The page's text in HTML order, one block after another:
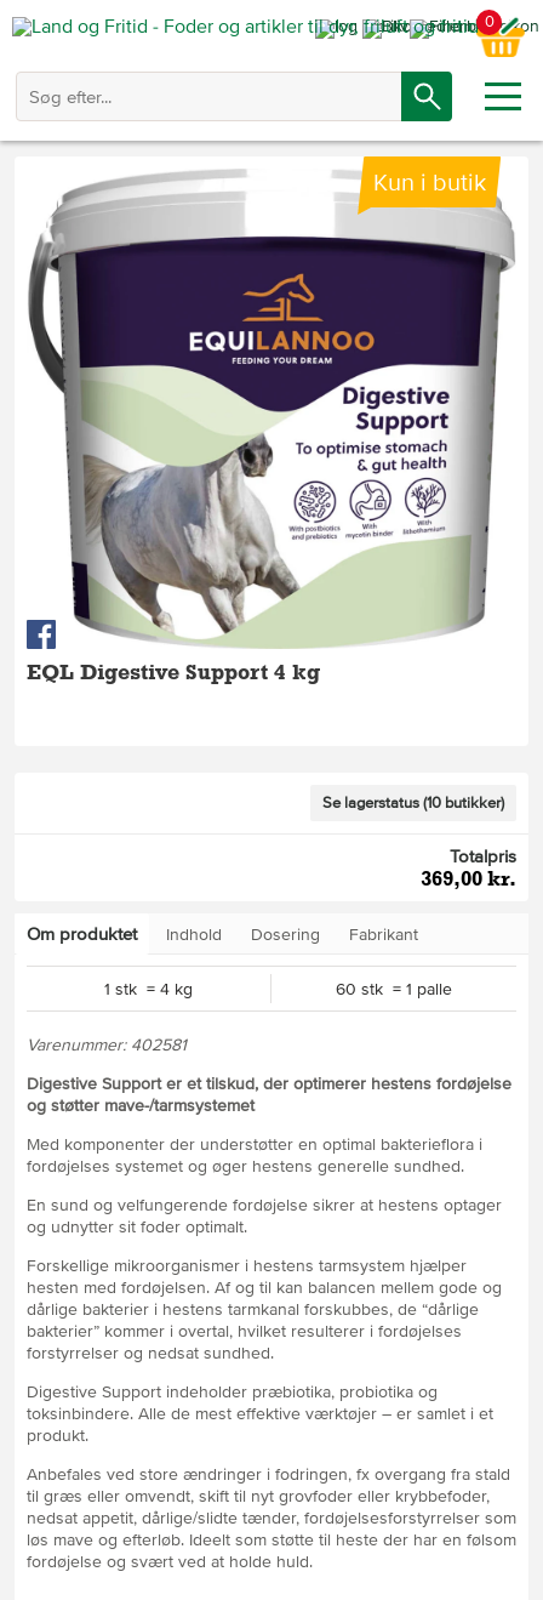
0
EQL Digestive Support 4 kg
Kun i butik
Se lagerstatus (10 butikker)
Totalpris
369,00 kr.
Om produktet Indhold Dosering Fabrikant
1 stk = 4 kg 60 stk = 1 palle
Varenummer: 402581
Digestive Support er et tilskud, der optimerer hestens fordøjelse
og støtter mave-/tarmsystemet
Med komponenter der understøtter en optimal bakterieflora i
fordøjelses systemet og øger hestens generelle sundhed.
En sund og velfungerende fordøjelse sikrer at hestens optager
og udnytter sit foder optimalt.
Forskellige mikroorganismer i hestens tarmsystem hjælper
hesten med fordøjelsen. Af og til kan balancen mellem gode og
dårlige bakterier i hestens tarmkanal forskubbes, de “dårlige
bakterier” kommer i overtal, hvilket resulterer i fordøjelses
forstyrrelser og nedsat sundhed.
Digestive Support indeholder præbiotika, probiotika og
toksinbindere. Alle de mest effektive værktøjer – er samlet i et
produkt.
Anbefales ved store ændringer i fodringen, fx overgang fra stald
til græs eller omvendt, skift til nyt grovfoder eller krybbefoder,
nedsat appetit, dårlige/slidte tænder, fordøjelsesforstyrrelser som
løs mave og efterløb. Ideelt som støtte til heste der har en følsom
fordøjelse og svært ved at holde huld.